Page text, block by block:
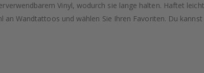
Vinyl, wodurch sie lange halten. Haftet
Wandtattoos und wählen Sie Ihren Favoriten. Du